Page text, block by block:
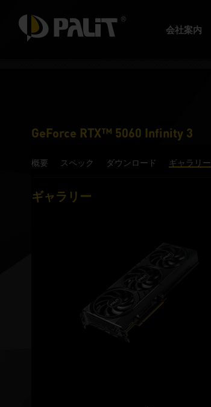
会社案内
GeForce RTX™ 5060 Infinity 3
概要 スペック ダウンロード ギャラリー
ギャラリー